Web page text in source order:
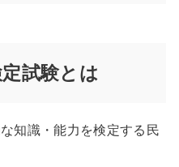
試験とは
知識・能力を検定する民